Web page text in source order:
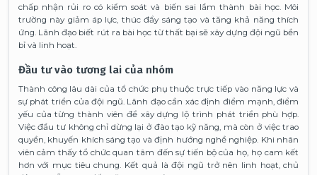
chấp nhận rủi ro có kiểm soát và biến sai lầm thành bài học. Môi
trường này giảm áp lực, thúc đẩy sáng tạo và tăng khả năng thích
ứng. Lãnh đạo biết rút ra bài học từ thất bại sẽ xây dựng đội ngũ bền
bỉ và linh hoạt.
Đầu tư vào tương lai của nhóm
Thành công lâu dài của tổ chức phụ thuộc trực tiếp vào năng lực và
sự phát triển của đội ngũ. Lãnh đạo cần xác định điểm mạnh, điểm
yếu của từng thành viên để xây dựng lộ trình phát triển phù hợp.
Việc đầu tư không chỉ dừng lại ở đào tạo kỹ năng, mà còn ở việc trao
quyền, khuyến khích sáng tạo và định hướng nghề nghiệp. Khi nhân
viên cảm thấy tổ chức quan tâm đến sự tiến bộ của họ, họ cam kết
hơn với mục tiêu chung. Kết quả là đội ngũ trở nên linh hoạt, chủ